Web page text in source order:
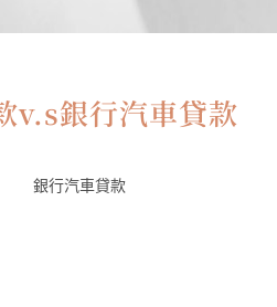
v.s銀行汽車貸款
銀行汽車貸款